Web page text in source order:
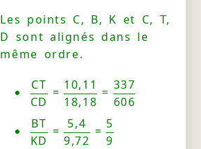
Les points C, B, K et C, T,
D sont alignés dans le
même ordre.
CT
CD
=
10,11
18,18
=
337
606
BT
KD
=
5,4
9,72
=
5
9